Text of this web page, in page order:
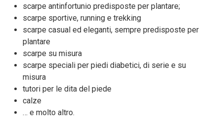
scarpe antinfortunio predisposte per plantare;
scarpe sportive, running e trekking
scarpe casual ed eleganti, sempre predisposte per
plantare
scarpe su misura
scarpe speciali per piedi diabetici, di serie e su
misura
tutori per le dita del piede
calze
… e molto altro.